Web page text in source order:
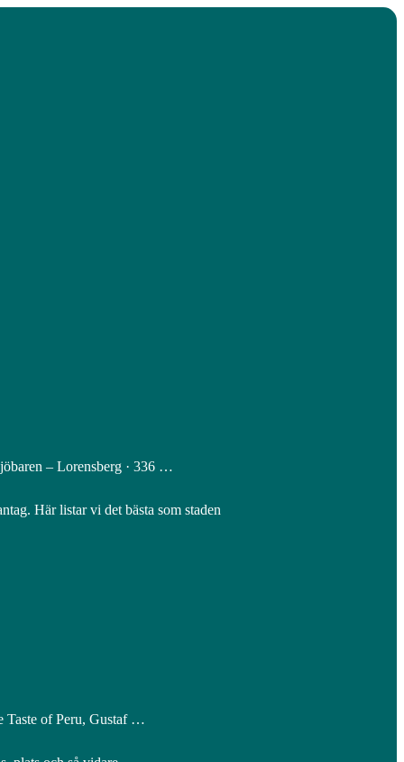
– Lorensberg · 336 …
Här listar vi det bästa som staden
Taste of Peru, Gustaf …